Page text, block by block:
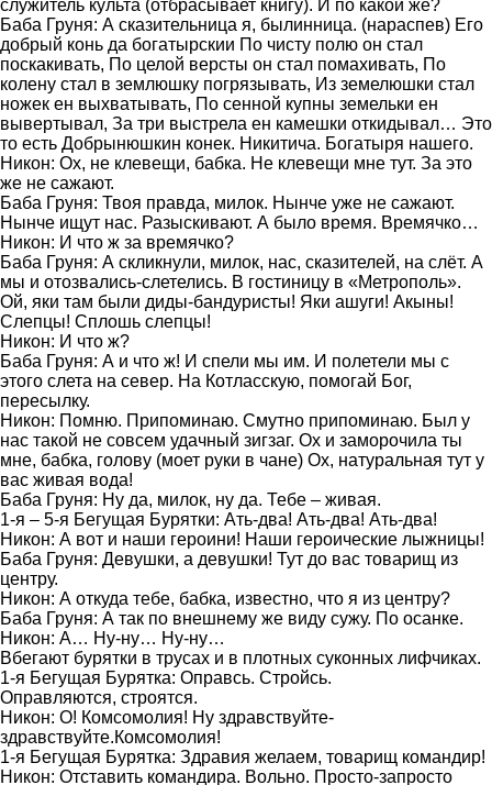
служитель культа (отбрасывает книгу). И по какой же?
Баба Груня: А сказительница я, былинница. (нараспев) Его
добрый конь да богатырскии По чисту полю он стал
поскакивать, По целой версты он стал помахивать, По
колену стал в землюшку погрязывать, Из земелюшки стал
ножек ен выхватывать, По сенной купны земельки ен
вывертывал, За три выстрела ен камешки откидывал… Это
то есть Добрынюшкин конек. Никитича. Богатыря нашего.
Никон: Ох, не клевещи, бабка. Не клевещи мне тут. За это
же не сажают.
Баба Груня: Твоя правда, милок. Нынче уже не сажают.
Нынче ищут нас. Разыскивают. А было время. Времячко…
Никон: И что ж за времячко?
Баба Груня: А скликнули, милок, нас, сказителей, на слёт. А
мы и отозвались-слетелись. В гостиницу в «Метрополь».
Ой, яки там были диды-бандуристы! Яки ашуги! Акыны!
Слепцы! Сплошь слепцы!
Никон: И что ж?
Баба Груня: А и что ж! И спели мы им. И полетели мы с
этого слета на север. На Котласскую, помогай Бог,
пересылку.
Никон: Помню. Припоминаю. Смутно припоминаю. Был у
нас такой не совсем удачный зигзаг. Ох и заморочила ты
мне, бабка, голову (моет руки в чане) Ох, натуральная тут у
вас живая вода!
Баба Груня: Ну да, милок, ну да. Тебе – живая.
1-я – 5-я Бегущая Бурятки: Ать-два! Ать-два! Ать-два!
Никон: А вот и наши героини! Наши героические лыжницы!
Баба Груня: Девушки, а девушки! Тут до вас товарищ из
центру.
Никон: А откуда тебе, бабка, известно, что я из центру?
Баба Груня: А так по внешнему же виду сужу. По осанке.
Никон: А… Ну-ну… Ну-ну…
Вбегают бурятки в трусах и в плотных суконных лифчиках.
1-я Бегущая Бурятка: Оправсь. Стройсь.
Оправляются, строятся.
Никон: О! Комсомолия! Ну здравствуйте-
здравствуйте.Комсомолия!
1-я Бегущая Бурятка: Здравия желаем, товарищ командир!
Никон: Отставить командира. Вольно. Просто-запросто